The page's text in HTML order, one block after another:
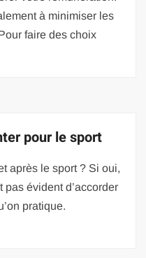
à minimiser les
faire des choix
pour le sport
après le sport ? Si oui,
pas évident d’accorder
pratique.